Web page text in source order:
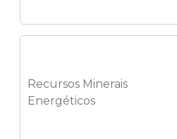
Recursos Minerais
Energéticos